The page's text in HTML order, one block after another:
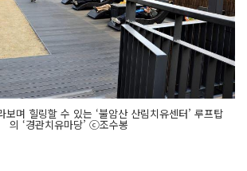
보며 힐링할 수 있는 ‘불암산 산림치유센터’ 루프탑
의 ‘경관치유마당’ ⓒ조수봉